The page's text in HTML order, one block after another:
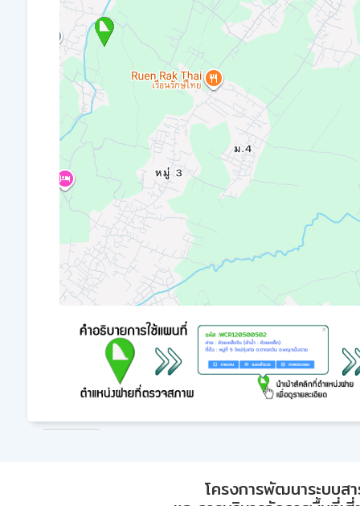
โครงการพัฒนาระบบส